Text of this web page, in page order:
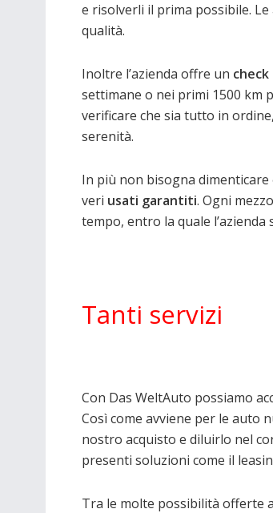
e risolverli il prima possibile.
qualità.
Inoltre l’azienda offre un
settimane o nei primi 1500 km
verificare che sia tutto in
serenità.
In più non bisogna
veri usati garantiti. Ogni
tempo, entro la quale
Tanti servizi
Con Das WeltAuto possiamo
Così come avviene per le auto
nostro acquisto e diluirlo nel
presenti soluzioni come il
Tra le molte possibilità offerte